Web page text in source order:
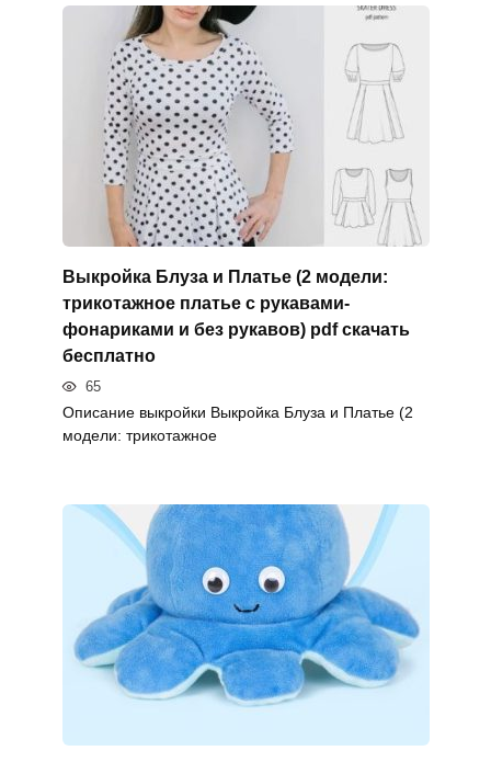
Выкройка Блуза и Платье (2 модели:
трикотажное платье с рукавами-
фонариками и без рукавов) pdf скачать
бесплатно
65
Описание выкройки Выкройка Блуза и Платье (2
модели: трикотажное